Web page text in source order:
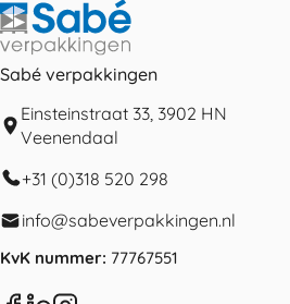
Sabé verpakkingen
Einsteinstraat 33, 3902 HN
Veenendaal
+31 (0)318 520 298
info@sabeverpakkingen.nl
KvK nummer: 77767551